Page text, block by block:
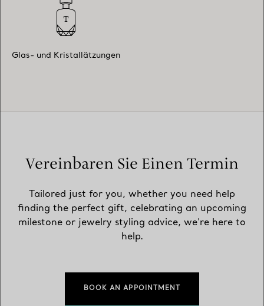
Glas- und Kristallätzungen
Vereinbaren Sie Einen Termin
Tailored just for you, whether you need help
finding the perfect gift, celebrating an upcoming
milestone or jewelry styling advice, we’re here to
help.
BOOK AN APPOINTMENT